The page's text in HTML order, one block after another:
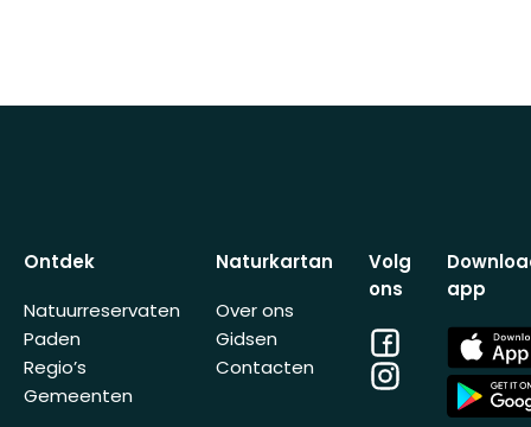
Ontdek
Natuurreservaten
Paden
Regio’s
Gemeenten
Naturkartan
Over ons
Gidsen
Contacten
Volg
ons
Facebook
Instagram
app
App
Store
App
Store